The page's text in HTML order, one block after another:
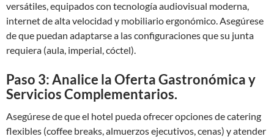
versátiles, equipados con tecnología audiovisual moderna,
internet de alta velocidad y mobiliario ergonómico. Asegúrese
de que puedan adaptarse a las configuraciones que su junta
requiera (aula, imperial, cóctel).
Paso 3: Analice la Oferta Gastronómica y
Servicios Complementarios.
Asegúrese de que el hotel pueda ofrecer opciones de catering
flexibles (coffee breaks, almuerzos ejecutivos, cenas) y atender